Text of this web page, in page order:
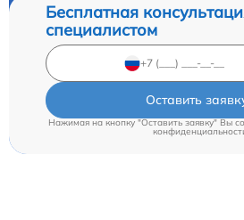
Бесплатная
специалистом
Оставить
Нажимая на кнопку "Оставить заявку" Вы